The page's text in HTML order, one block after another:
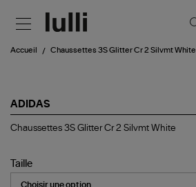
Accueil Chaussettes 3S Glitter Cr 2 Silvmt White
ADIDAS
Chaussettes
Cr
2
Silvmt
Chaussettes 3S Glitter Cr 2 Silvmt White
Taille